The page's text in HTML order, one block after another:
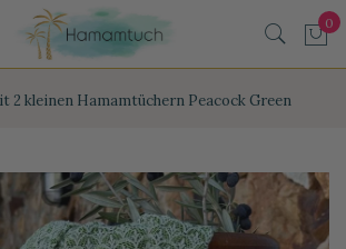
2 kleinen Hamamtüchern Peacock Green